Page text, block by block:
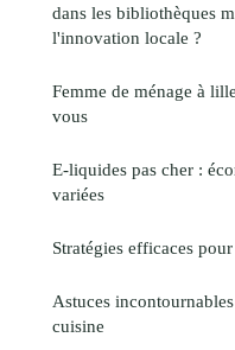
dans les bibliothèques
l'innovation locale ?
Femme de ménage à
vous
E-liquides pas cher :
variées
Stratégies efficaces
Astuces
cuisine